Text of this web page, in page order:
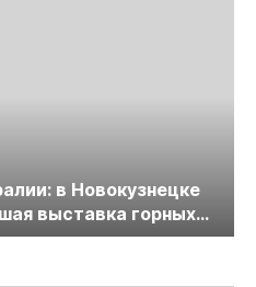
в Новокузнецке
выставка горных
Уголь России и